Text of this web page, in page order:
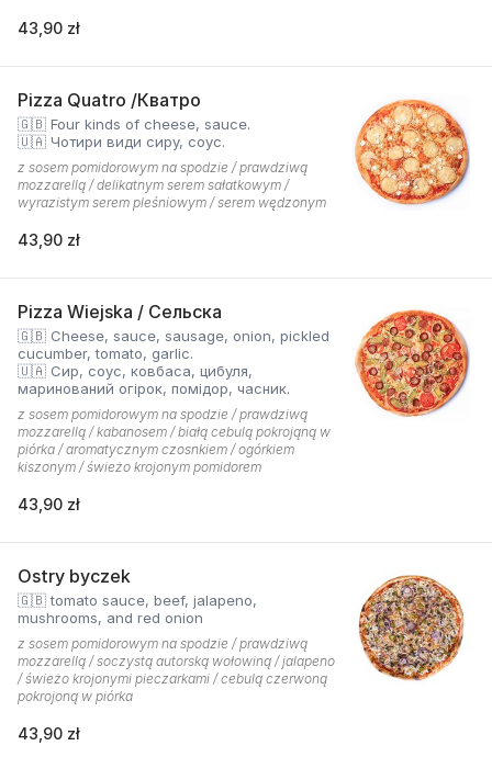
43,90 zł
Pizza Quatro /Кватро
🇬🇧 Four kinds of cheese, sauce.
🇺🇦 Чотири види сиру, соус.
z sosem pomidorowym na spodzie / prawdziwą
mozzarellą / delikatnym serem sałatkowym /
wyrazistym serem pleśniowym / serem wędzonym
43,90 zł
Pizza Wiejska / Сельска
🇬🇧 Cheese, sauce, sausage, onion, pickled
cucumber, tomato, garlic.
🇺🇦 Сир, соус, ковбаса, цибуля,
маринований огірок, помідор, часник.
z sosem pomidorowym na spodzie / prawdziwą
mozzarellą / kabanosem / białą cebulą pokrojąną w
piórka / aromatycznym czosnkiem / ogórkiem
kiszonym / świeżo krojonym pomidorem
43,90 zł
Ostry byczek
🇬🇧 tomato sauce, beef, jalapeno,
mushrooms, and red onion
z sosem pomidorowym na spodzie / prawdziwą
mozzarellą / soczystą autorską wołowiną / jalapeno
/ świeżo krojonymi pieczarkami / cebulą czerwoną
pokrojoną w piórka
43,90 zł